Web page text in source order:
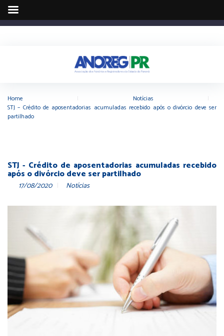
Home Notícias
STJ – Crédito de aposentadorias acumuladas recebido após o divórcio deve ser
partilhado
STJ - Crédito de aposentadorias acumuladas recebido
após o divórcio deve ser partilhado
17/08/2020 Notícias